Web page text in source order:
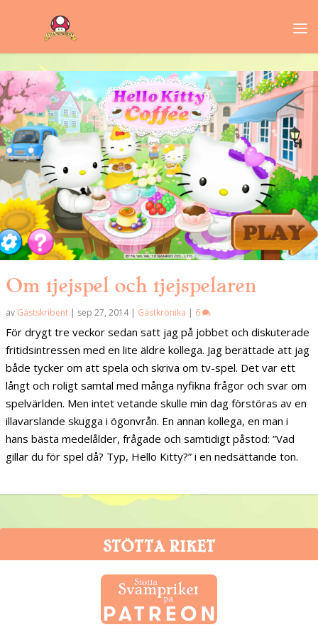
Om tjejspel och tjejspelaren
av Gästskribent | sep 27, 2014| Gästkrönika | 6
För drygt tre veckor sedan satt jag på jobbet och diskuterade
fritidsintressen med en lite äldre kollega. Jag berättade att jag
både tycker om att spela och skriva om tv-spel. Det var ett
långt och roligt samtal med många nyfikna frågor och svar om
spelvärlden. Men intet vetande skulle min dag förstöras av en
illavarslande skugga i ögonvrån. En annan kollega, en man i
hans bästa medelålder, frågade och samtidigt påstod: ”Vad
gillar du för spel då? Typ, Hello Kitty?” i en nedsättande ton.
STÖTTA RIKET